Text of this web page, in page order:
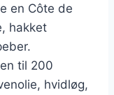
en Côte de
hakket
til 200
hvidløg,